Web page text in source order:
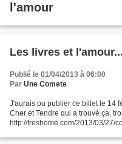
l'amour
Les livres et
Publié le 01/04/2013 à 06:00
Par Une Comete
J'aurais pu publier ce billet le 14
Cher et Tendre qui a trouvé ça,
http://freshome.com/2013/03/27/